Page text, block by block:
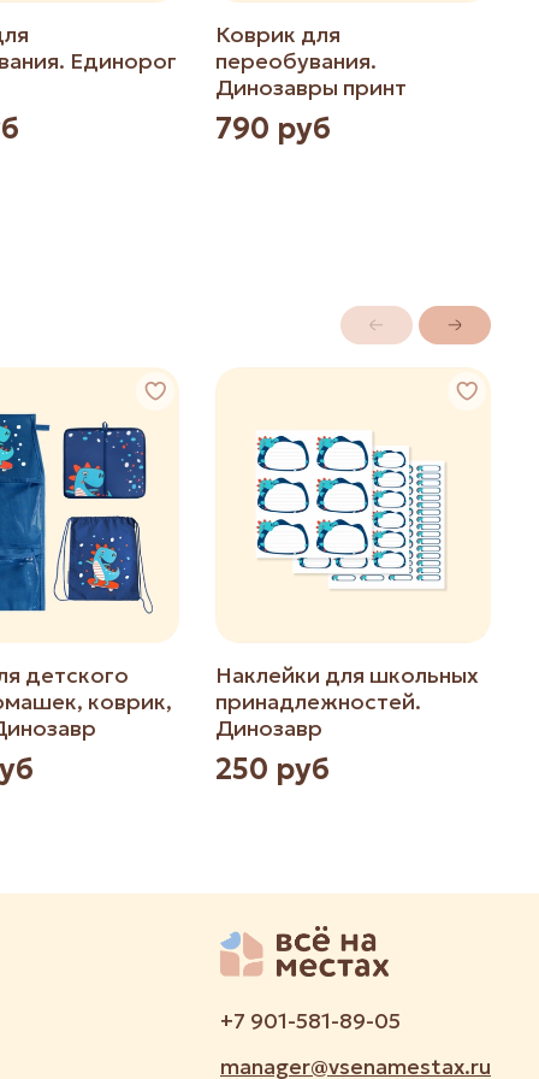
Единорог
Коврик для
переобувания.
Динозавры принт
790 руб
детского
коврик,
Наклейки для школьных
принадлежностей.
Динозавр
250 руб
+7 901-581-89-05
manager@vsenamestax.ru